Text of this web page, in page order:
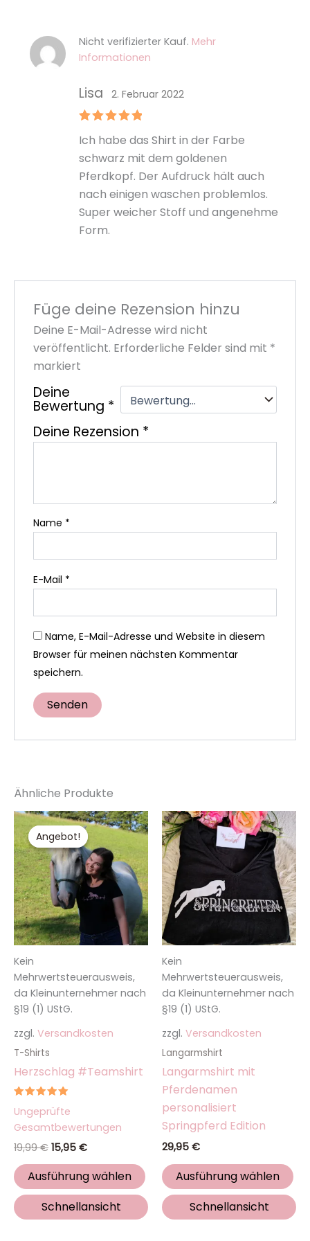
mit5von
5
Lisa 2. Februar 2022
Ich habe das Shirt in der Farbe
schwarz mit dem goldenen
Pferdkopf. Der Aufdruck hält auch
nach einigen waschen problemlos.
Super weicher Stoff und angenehme
Form.
Nicht verifizierter Kauf. Mehr
Informationen
Füge deine Rezension hinzu
Deine E-Mail-Adresse wird nicht
veröffentlicht. Erforderliche Felder sind mit *
markiert
Deine
Bewertung *
Deine Rezension *
Name *
E-Mail *
Name, E-Mail-Adresse und Website in diesem
Browser für meinen nächsten Kommentar
speichern.
Ähnliche Produkte
Angebot!
Angebot!
Kein
Mehrwertsteuerausweis,
da Kleinunternehmer nach
§19 (1) UStG.
zzgl. Versandkosten
T-Shirts
Herzschlag #Teamshirt
Bewertet
mit
5.00
von 5
Ungeprüfte
Gesamtbewertungen
19,99€
Ursprünglicher
Preis
war:
19,99 €
15,95 €
Aktueller
Preis
ist:
15,95 €.
Ausführung wählen
Dieses
Produkt
weist
mehrere
Varianten
auf.
Die
Optionen
können
der
Produktseite
gewählt
werden
Schnellansicht
Kein
Mehrwertsteuerausweis,
da Kleinunternehmer nach
§19 (1) UStG.
zzgl. Versandkosten
Langarmshirt
Langarmshirt mit
Pferdenamen
personalisiert
Springpferd Edition
29,95 €
Ausführung wählen
Die
Schnellansicht